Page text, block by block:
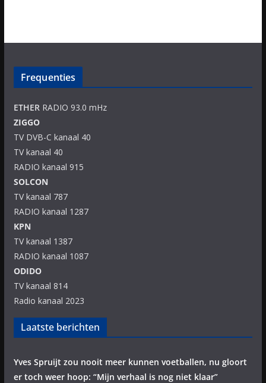
Frequenties
ETHERRADIO 93.0 mHz
ZIGGO
TV DVB-C kanaal 40
TV kanaal 40
RADIO kanaal 915
SOLCON
TV kanaal 787
RADIO kanaal 1287
KPN
TV kanaal 1387
RADIO kanaal 1087
ODIDO
TV kanaal 814
Radio kanaal 2023
Laatste berichten
Yves Spruijt zou nooit meer kunnen voetballen, nu gloort
er toch weer hoop: “Mijn verhaal is nog niet klaar”